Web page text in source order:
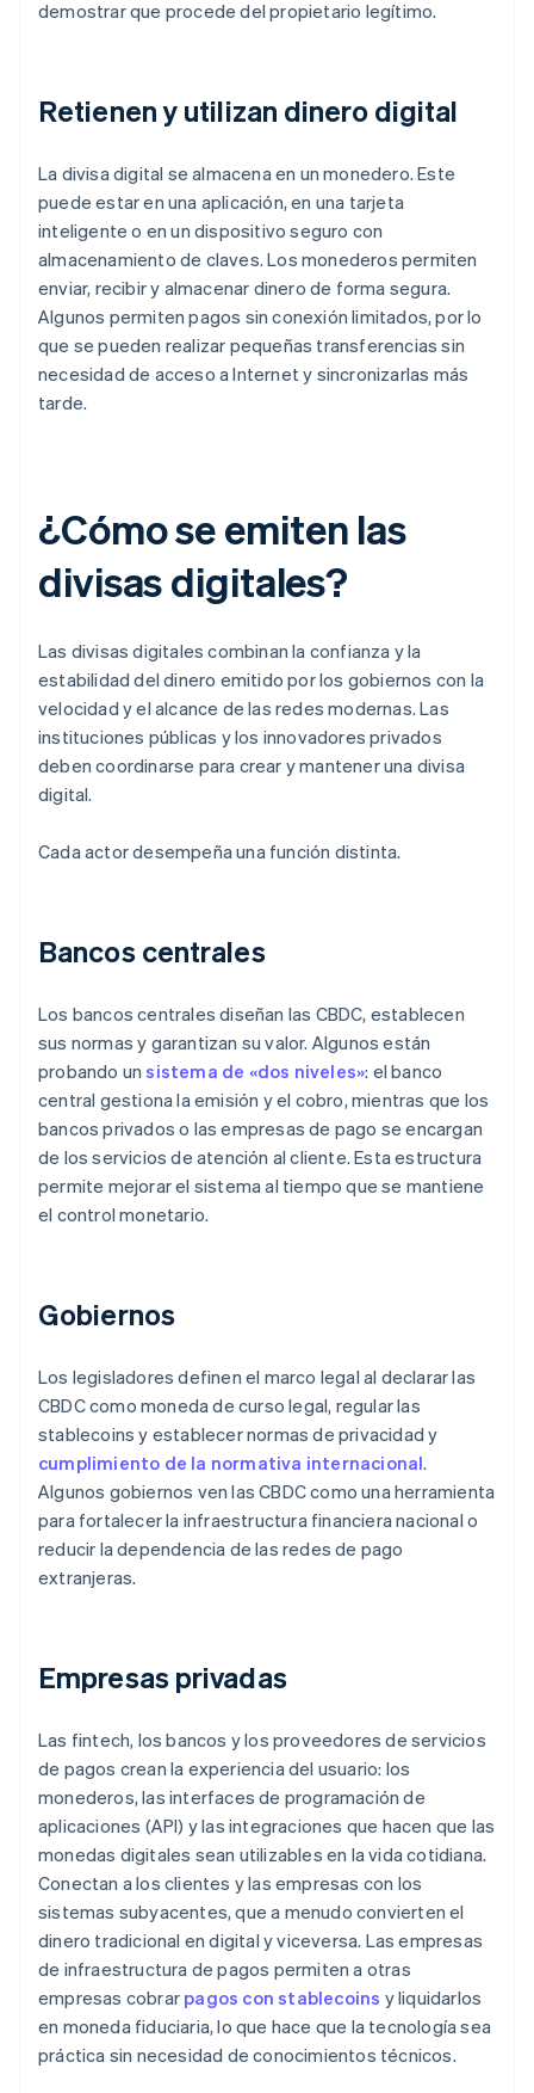
demostrar que procede del propietario legítimo.
Retienen y utilizan dinero digital
La divisa digital se almacena en un monedero. Este
puede estar en una aplicación, en una tarjeta
inteligente o en un dispositivo seguro con
almacenamiento de claves. Los monederos permiten
enviar, recibir y almacenar dinero de forma segura.
Algunos permiten pagos sin conexión limitados, por lo
que se pueden realizar pequeñas transferencias sin
necesidad de acceso a Internet y sincronizarlas más
tarde.
¿Cómo se emiten las
divisas digitales?
Las divisas digitales combinan la confianza y la
estabilidad del dinero emitido por los gobiernos con la
velocidad y el alcance de las redes modernas. Las
instituciones públicas y los innovadores privados
deben coordinarse para crear y mantener una divisa
digital.
Cada actor desempeña una función distinta.
Bancos centrales
Los bancos centrales diseñan las CBDC, establecen
sus normas y garantizan su valor. Algunos están
probando unsistema de «dos niveles»: el banco
central gestiona la emisión y el cobro, mientras que los
bancos privados o las empresas de pago se encargan
de los servicios de atención al cliente. Esta estructura
permite mejorar el sistema al tiempo que se mantiene
el control monetario.
Gobiernos
Los legisladores definen el marco legal al declarar las
CBDC como moneda de curso legal, regular las
stablecoins y establecer normas de privacidad y
cumplimiento de la normativa internacional.
Algunos gobiernos ven las CBDC como una herramienta
para fortalecer la infraestructura financiera nacional o
reducir la dependencia de las redes de pago
extranjeras.
Empresas privadas
Las fintech, los bancos y los proveedores de servicios
de pagos crean la experiencia del usuario: los
monederos, las interfaces de programación de
aplicaciones (API) y las integraciones que hacen que las
monedas digitales sean utilizables en la vida cotidiana.
Conectan a los clientes y las empresas con los
sistemas subyacentes, que a menudo convierten el
dinero tradicional en digital y viceversa. Las empresas
de infraestructura de pagos permiten a otras
empresas cobrar pagos con stablecoins y liquidarlos
en moneda fiduciaria, lo que hace que la tecnología sea
práctica sin necesidad de conocimientos técnicos.